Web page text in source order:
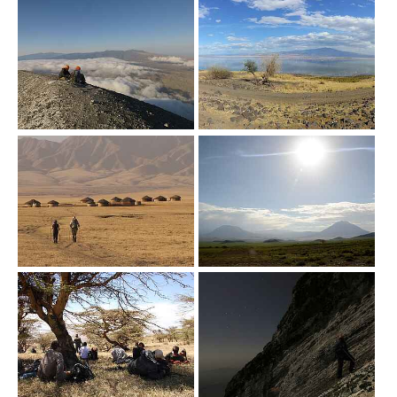
Show larger version
Show larger version
Show larger version Show larger version